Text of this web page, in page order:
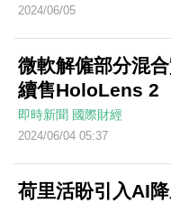
2024/06/05
微軟解僱部分混
續售HoloLens 2
即時新聞 國際財經
2024/06/04 05:37
荷里活盼引入AI